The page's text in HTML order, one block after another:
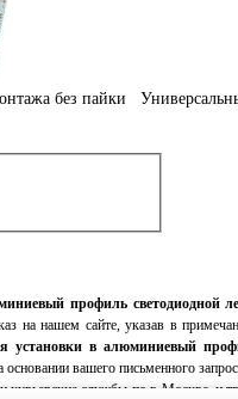
без пайки
профиль светодиодной
на нашем сайте, указав в
в алюминиевый
вашего письменного
службы по г. Москве, и